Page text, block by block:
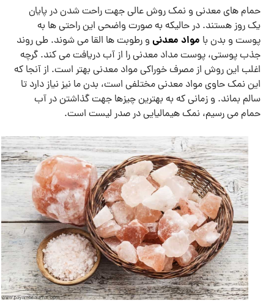
حمام های معدنی و نمک روش عالی جهت راحت شدن در پایان
یک روز هستند. در حالیکه به صورت واضحی این راحتی ها به
پوست و بدن با مواد معدنی و رطوبت ها القا می شوند. طی روند
جذب پوستی، پوست مداد معدنی را از آب دریافت می کند. گرچه
اغلب این روش از مصرف خوراکی مواد معدنی بهتر است. از آنجا که
این نمک حاوی مواد معدنی مختلفی است، بدن ما نیز نیاز دارد تا
سالم بماند. و زمانی که به بهترین چیزها جهت گذاشتن در آب
حمام می رسیم، نمک هیمالیایی در صدر لیست است.